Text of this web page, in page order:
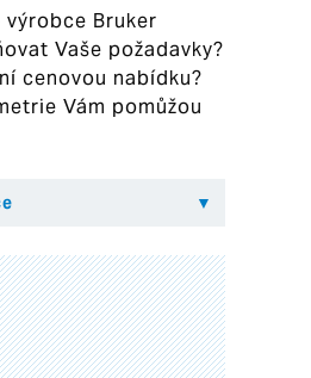
Bruker
Vaše požadavky?
cenovou nabídku?
Vám pomůžou